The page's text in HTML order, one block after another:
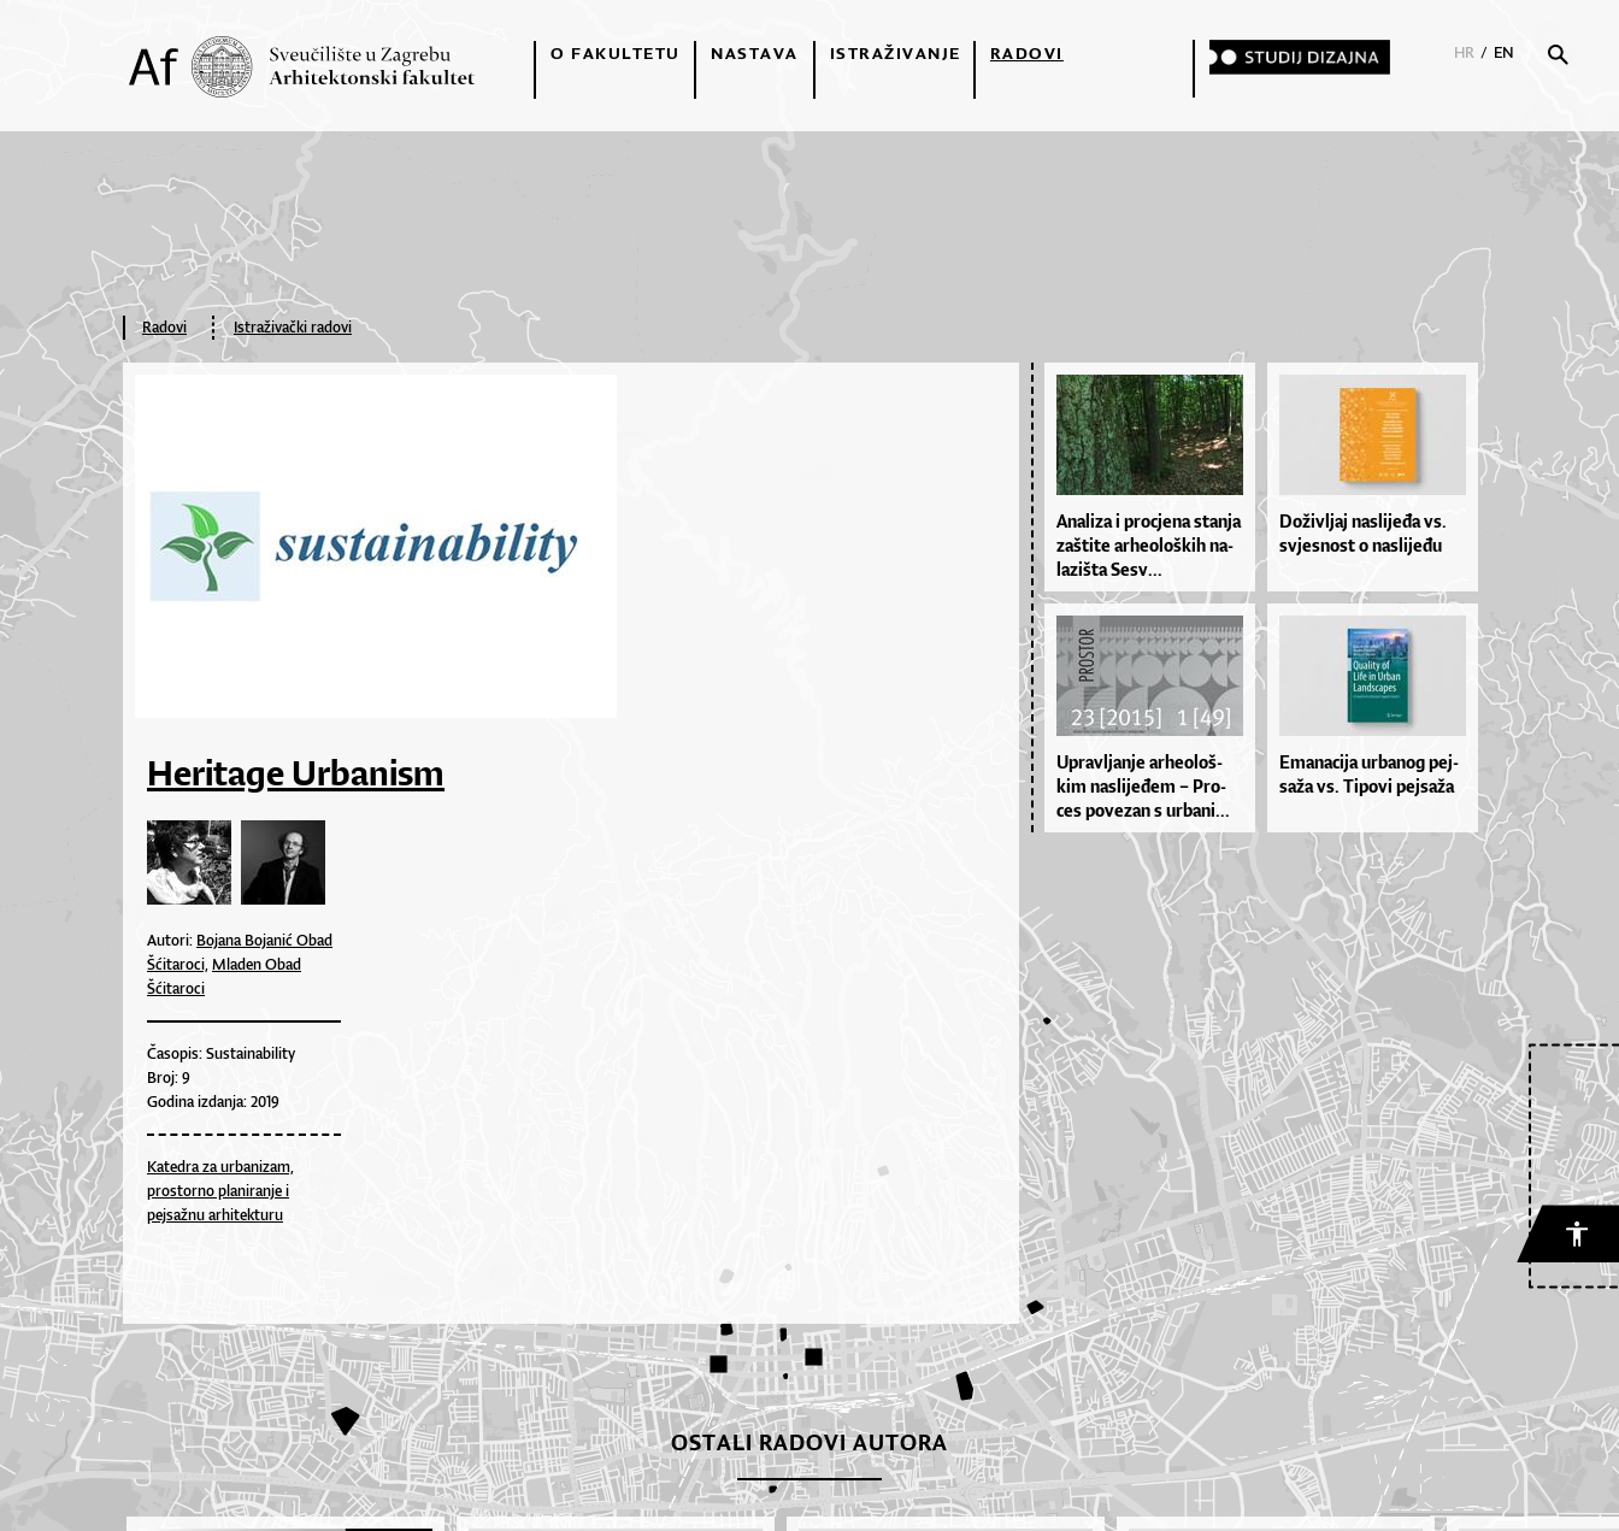
O FAKULTETU NASTAVA ISTRAŽIVANJE RADOVI HR / EN
Radovi Istraživački radovi
Heritage Urbanism
Autori: Bojana Bojanić Obad
Šćitaroci,Mladen Obad
Šćitaroci
Časopis: Sustainability
Broj: 9
Godina izdanja: 2019
Katedra za urbanizam,
prostorno planiranje i
pejsažnu arhitekturu
Ana­li­za i pro­cje­na stan­ja
zaš­ti­te ar­he­o­loš­kih na­
la­ziš­ta Se­sv...
Do­živ­ljaj na­sli­je­đa vs.
svjes­no­st o na­sli­je­đu
Uprav­lja­nje ar­he­o­loš­
kim na­sli­je­đem – Pro­
ces po­ve­zan s ur­ba­ni...
Ema­na­ci­ja ur­ba­nog pej­
sa­ža vs. Ti­po­vi pej­sa­ža
OSTALI RADOVI AUTORA